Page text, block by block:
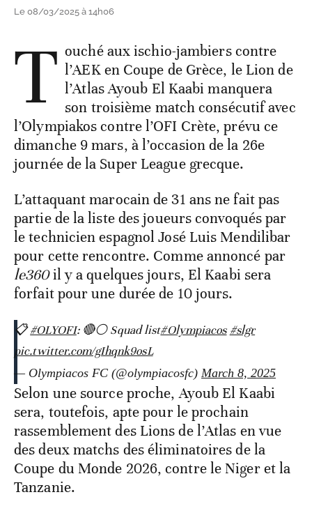
Le 08/03/2025 à 14h06
T ouché aux ischio-jambiers contre
l’AEK en Coupe de Grèce, le Lion de
l’Atlas Ayoub El Kaabi manquera
son troisième match consécutif avec
l’Olympiakos contre l’OFI Crète, prévu ce
dimanche 9 mars, à l’occasion de la 26e
journée de la Super League grecque.
L’attaquant marocain de 31 ans ne fait pas
partie de la liste des joueurs convoqués par
le technicien espagnol José Luis Mendilibar
pour cette rencontre. Comme annoncé par
le360il y a quelques jours, El Kaabi sera
forfait pour une durée de 10 jours.
📋#OLYOFI: 🔴⚪️ Squad list#Olympiacos #slgr
pic.twitter.com/gIhqnk9osL
— Olympiacos FC (@olympiacosfc) March 8, 2025
Selon une source proche, Ayoub El Kaabi
sera, toutefois, apte pour le prochain
rassemblement des Lions de l’Atlas en vue
des deux matchs des éliminatoires de la
Coupe du Monde 2026, contre le Niger et la
Tanzanie.